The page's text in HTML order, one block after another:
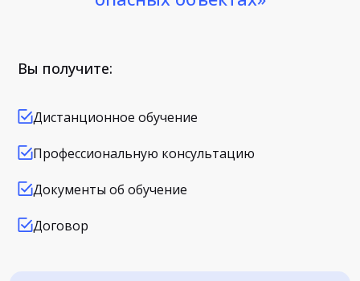
Вы получите:
Дистанционное обучение
Профессиональную консультацию
Документы об обучение
Договор